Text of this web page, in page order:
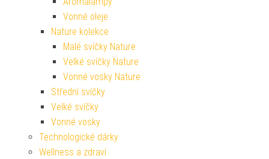
Vonné oleje
Nature kolekce
Malé svíčky Nature
Velké svíčky Nature
Vonné vosky Nature
Střední svíčky
Velké svíčky
Vonné vosky
Technologické dárky
Wellness a zdraví